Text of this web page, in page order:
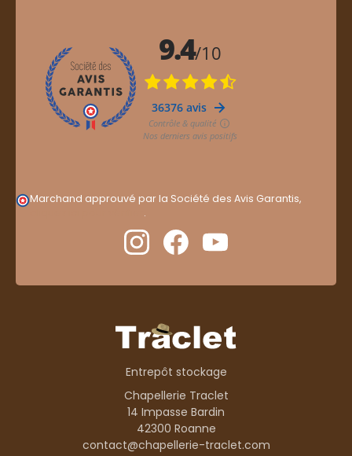
Marchand approuvé par la Société des Avis Garantis,
.
Entrepôt stockage
Chapellerie Traclet
14 Impasse Bardin
42300 Roanne
contact@chapellerie-traclet.com